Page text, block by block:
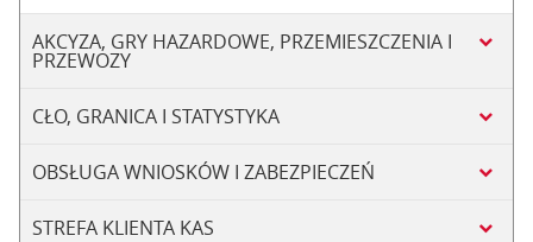
AKCYZA, GRY HAZARDOWE, PRZEMIESZCZENIA I
PRZEWOZY
CŁO, GRANICA I STATYSTYKA
OBSŁUGA WNIOSKÓW I ZABEZPIECZEŃ
STREFA KLIENTA KAS